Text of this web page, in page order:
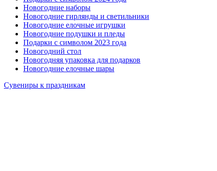
Новогодние наборы
Новогодние гирлянды и светильники
Новогодние елочные игрушки
Новогодние подушки и пледы
Подарки с символом 2023 года
Новогодний стол
Новогодняя упаковка для подарков
Новогодние елочные шары
Сувениры к праздникам